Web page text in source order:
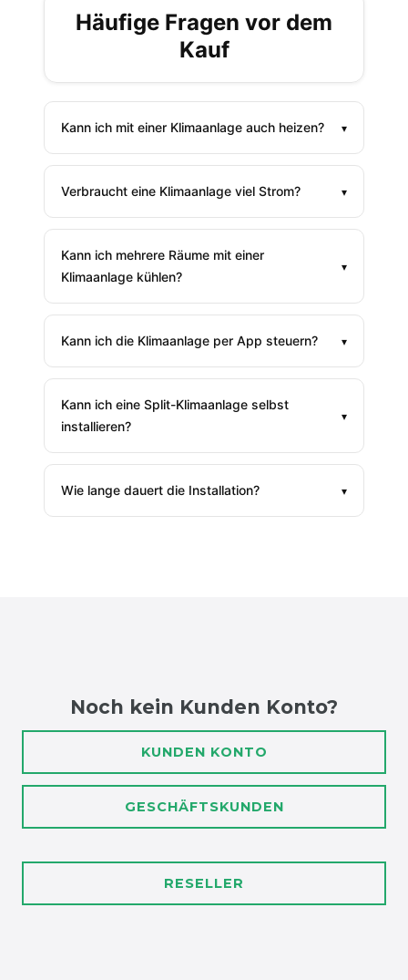
Häufige Fragen vor dem
Kauf
Kann ich mit einer Klimaanlage auch heizen? ▾
Verbraucht eine Klimaanlage viel Strom? ▾
Kann ich mehrere Räume mit einer
Klimaanlage kühlen?
▾
Kann ich die Klimaanlage per App steuern? ▾
Kann ich eine Split-Klimaanlage selbst
installieren?
▾
Wie lange dauert die Installation? ▾
Noch kein Kunden Konto?
KUNDEN KONTO
GESCHÄFTSKUNDEN
RESELLER